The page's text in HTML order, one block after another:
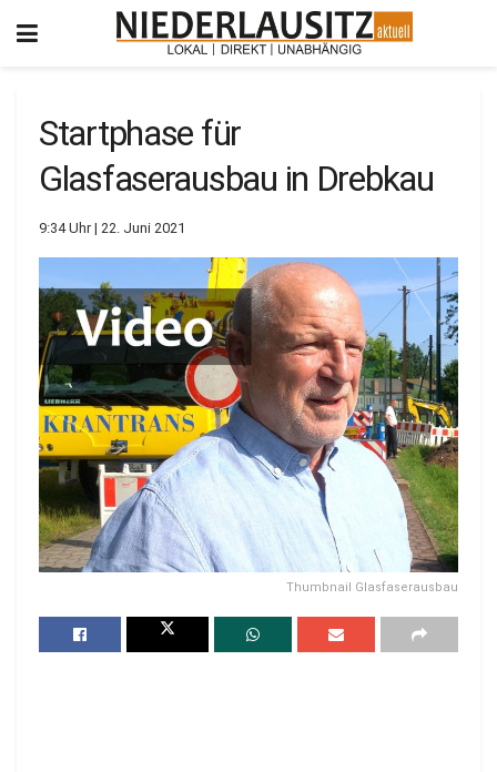
Startphase für
Glasfaserausbau in Drebkau
9:34 Uhr | 22. Juni 2021
Thumbnail Glasfaserausbau